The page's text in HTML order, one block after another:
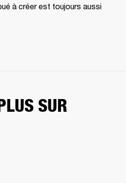
à créer est toujours aussi
SUR